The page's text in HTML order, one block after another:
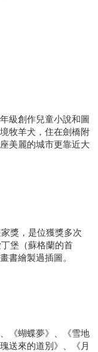
級創作兒童小說和圖
牧羊犬，住在劍橋附
美麗的城市更靠近大
獎，是位獲獎多次
堡（蘇格蘭的首
書繪製過插圖。
《蝴蝶夢》、《雪地
送來的道別》、《月